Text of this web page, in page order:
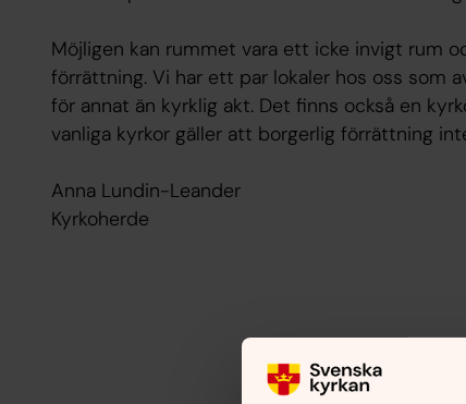
Möjligen kan rummet vara ett icke invigt rum
förrättning. Vi har ett par lokaler hos oss som
för annat än kyrklig akt. Det finns också en
vanliga kyrkor gäller att borgerlig förrättning
Anna Lundin-Leander
Kyrkoherde